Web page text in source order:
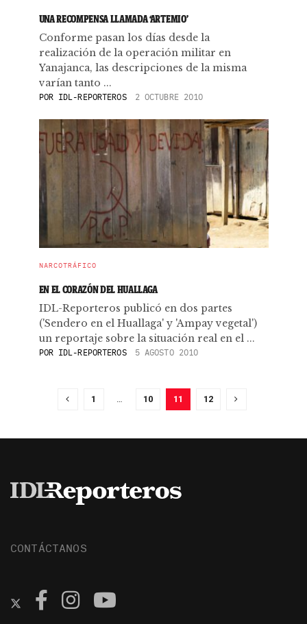
UNA RECOMPENSA LLAMADA ‘ARTEMIO’
Conforme pasan los días desde la
realización de la operación militar en
Yanajanca, las descripciones de la misma
varían tanto ...
POR IDL-REPORTEROS 2 OCTUBRE 2010
NARCOTRÁFICO
EN EL CORAZÓN DEL HUALLAGA
IDL-Reporteros publicó en dos partes
('Sendero en el Huallaga' y 'Ampay vegetal')
un reportaje sobre la situación real en el ...
POR IDL-REPORTEROS 5 AGOSTO 2010
1 … 10 11 12
CONTÁCTANOS